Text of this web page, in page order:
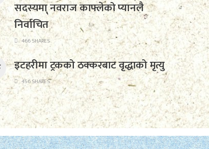
सदस्यमा नवराज काफ्लेको प्यानलै
निर्वाचित
466 SHARES
इटहरीमा ट्रकको ठक्करबाट वृद्धाको मृत्यु
456 SHARES